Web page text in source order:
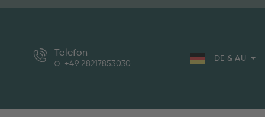
Telefon
+49 28217853030
DE & AU